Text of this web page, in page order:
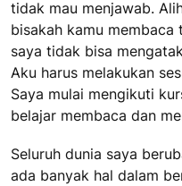
tidak mau menjawab.
bisakah kamu membaca
saya tidak bisa
Aku harus melakukan
Saya mulai mengikuti
belajar membaca dan
Seluruh dunia saya
ada banyak hal dalam